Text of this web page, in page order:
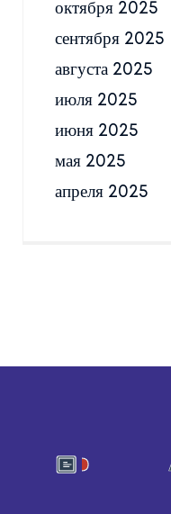
октября 2025
сентября 2025
августа 2025
июля 2025
июня 2025
мая 2025
апреля 2025